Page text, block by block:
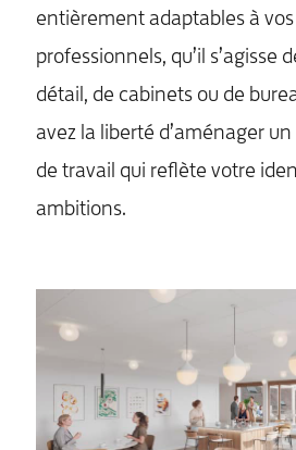
entièrement adaptables à
professionnels, qu’il s’agisse
détail, de cabinets ou de
avez la liberté d’aménager
de travail qui reflète votre
ambitions.